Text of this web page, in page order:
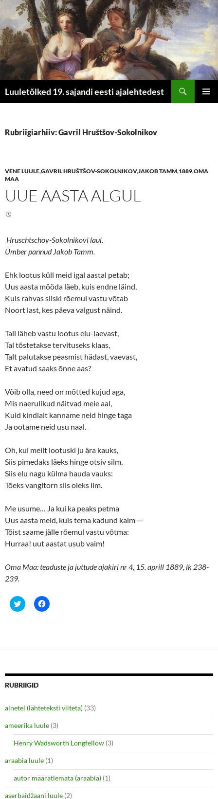
Luuletõlked 19. sajandi eesti ajalehtedest
Rubriigiarhiiv: Gavril Hruštšov-Sokolnikov
VENE LUULE,GAVRIL HRUŠTŠOV-SOKOLNIKOV,JAKOB TAMM,1889,OMA
MAA
UUE AASTA ALGUL
Hruschtschov-Sokolnikovi laul.
Ümber pannud Jakob Tamm.
Ehk lootus küll meid igal aastal petab;
Uus aasta mööda läeb, kuis endne läind,
Kuis rahvas siiski rõemul vastu võtab
Noort last, kes päeva valgust näind.
Tall läheb vastu lootus elu-laevast,
Tal tõstetakse tervituseks klaas,
Talt palutakse peasmist hädast, vaevast,
Et avatud saaks õnne aas?
Võib olla, need on mõtted kujud aga,
Mis naerulikud näitvad meie aal,
Kuid kindlalt kanname neid hinge taga
Ja ootame neid usu naal.
Oh, kui meilt lootuski ju ära kauks,
Siis pimedaks läeks hinge otsiv silm,
Siis elu nagu külma hauda vauks:
Tõeks vangitorn siis oleks ilm.
Me usume… Ja kui ka peaks petma
Uus aasta meid, kuis tema kadund kaim —
Tõist saame jälle rõemul vastu võtma:
Hurraa! uut aastat usub vaim!
Oma Maa: teaduste ja juttude ajakiri nr 4, 15. aprill 1889, lk 238-
239.
C
l
h
e
o
n
t
t
e
r
(
O
p
e
n
n
n
C
l
h
e
o
e
b
o
o
k
(
O
p
e
n
i
n
n
RUBRIIGID
ainetel (lähteteksti viiteta) (33)
ameerika luule (3)
Henry Wadsworth Longfellow (3)
araabia luule (1)
autor määratlemata (araabia) (1)
aserbaidžaani luule (2)